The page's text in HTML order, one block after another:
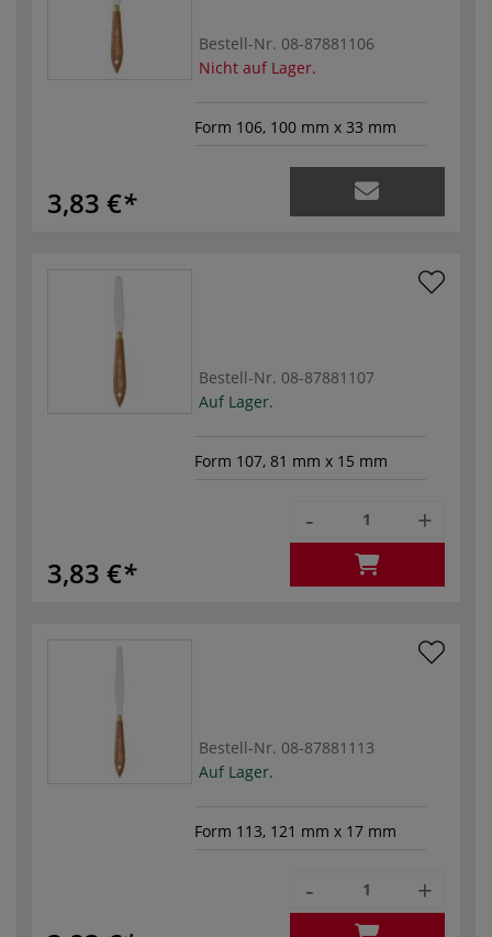
Bestell-Nr. 08-87881106
Nicht auf Lager.
Form 106, 100 mm x 33 mm
3,83 €
Bestell-Nr. 08-87881107
Auf Lager.
Form 107, 81 mm x 15 mm
3,83 €
- +
Bestell-Nr. 08-87881113
Auf Lager.
Form 113, 121 mm x 17 mm
- +